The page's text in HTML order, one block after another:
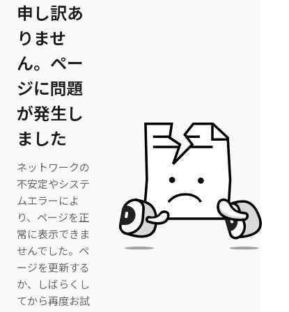
申し訳あ
りませ
ん。ペー
ジに問題
が発生し
ました
ネットワークの
不安定やシステ
ムエラーによ
り、ページを正
常に表示できま
せんでした。ペ
ージを更新する
か、しばらくし
てから再度お試